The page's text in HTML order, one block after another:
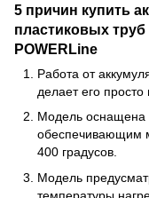
5 причин купить
пластиковых труб
POWERLine
Работа от
делает его
Модель оснащена
обеспечивающим
400 градусов.
Модель
температуры